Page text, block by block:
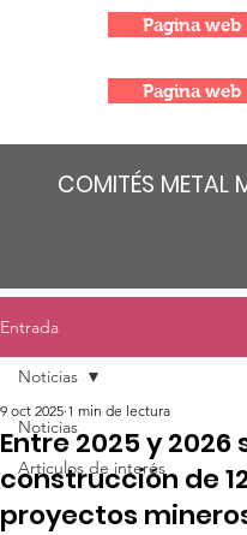
COMITÉS METAL
Pagina web
Pagina web
Entrada
Noticias
Articulos de interés
Noticias
Entre 2025 y 2026
construcción de
proyectos
9 oct 2025 1 min de lectura